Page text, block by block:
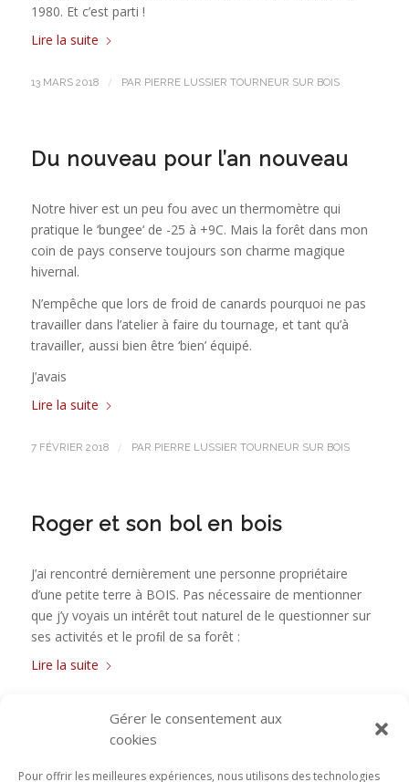
Gérer le consentement aux
cookies
Pour offrir les meilleures expériences, nous utilisons des technologies
1980. Et c’est parti !
Lire la suite
13 MARS 2018 / PAR PIERRE LUSSIER TOURNEUR SUR BOIS
Du nouveau pour l’an nouveau
Notre hiver est un peu fou avec un thermomètre qui
pratique le ‘bungee‘ de -25 à +9C. Mais la forêt dans mon
coin de pays conserve toujours son charme magique
hivernal.
N’empêche que lors de froid de canards pourquoi ne pas
travailler dans l’atelier à faire du tournage, et tant qu’à
travailler, aussi bien être ‘bien’ équipé.
J’avais
Lire la suite
7 FÉVRIER 2018 / PAR PIERRE LUSSIER TOURNEUR SUR BOIS
Roger et son bol en bois
J’ai rencontré dernièrement une personne propriétaire
d’une petite terre à BOIS. Pas nécessaire de mentionner
que j’y voyais un intérêt tout naturel de le questionner sur
ses activités et le proﬁl de sa forêt :
Lire la suite